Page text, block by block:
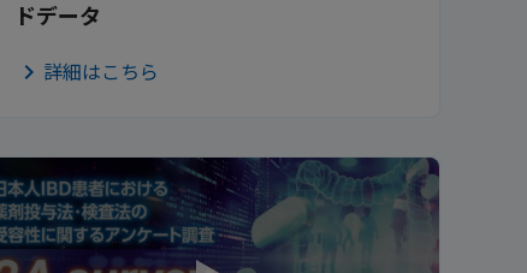
ドデータ
詳細はこちら